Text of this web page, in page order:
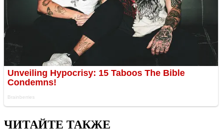
ЧИТАЙТЕ ТАКЖЕ